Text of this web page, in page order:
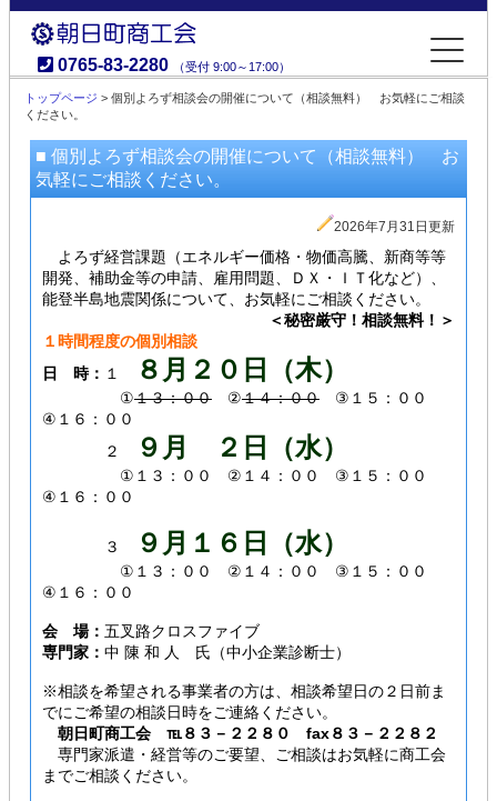
朝日町商工会
0765-83-2280 （受付 9:00～17:00）
トップページ > 個別よろず相談会の開催について（相談無料） お気軽にご相談
ください。
■ 個別よろず相談会の開催について（相談無料） お
気軽にご相談ください。
2026年7月31日更新
よろず経営課題（エネルギー価格・物価高騰、新商等等
開発、補助金等の申請、雇用問題、ＤＸ・ＩＴ化など）、
能登半島地震関係について、お気軽にご相談ください。
＜秘密厳守！相談無料！＞
１時間程度の個別相談
日 時： １ ８月２０ 日（木）
①１３：００②１４：００③１５：００
④１６：００
２
９月 ２日（水）
①１３：００ ②１４：００ ③１５：００
④１６：００
３ ９月１６日（水）
①１３：００ ②１４：００ ③１５：００
④１６：００
会 場： 五叉路クロスファイブ
専門家： 中 陳 和 人 氏（中小企業診断士）
※相談を希望される事業者の方は、相談希望日の２日前ま
でにご希望の相談日時をご連絡ください。
朝日町商工会 ℡８３－２２８０ fax８３－２２８２
専門家派遣・経営等のご要望、ご相談はお気軽に商工会
までご相談ください。